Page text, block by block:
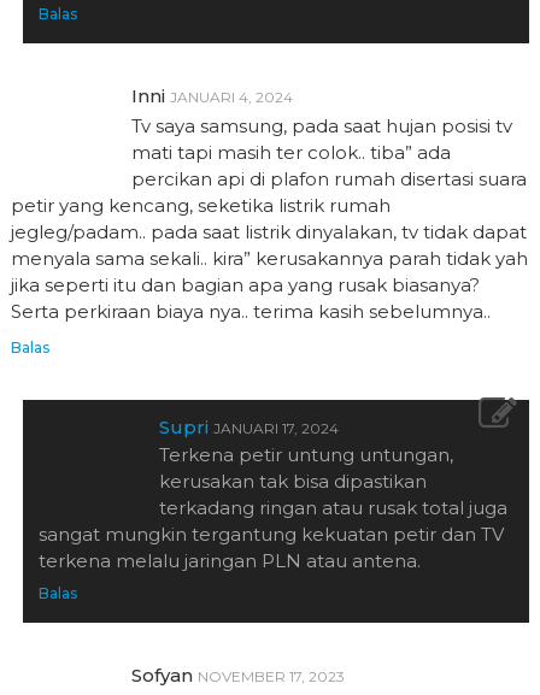
Balas
Inni JANUARI 4, 2024
Tv saya samsung, pada saat hujan posisi tv
mati tapi masih ter colok.. tiba” ada
percikan api di plafon rumah disertasi suara
petir yang kencang, seketika listrik rumah
jegleg/padam.. pada saat listrik dinyalakan, tv tidak dapat
menyala sama sekali.. kira” kerusakannya parah tidak yah
jika seperti itu dan bagian apa yang rusak biasanya?
Serta perkiraan biaya nya.. terima kasih sebelumnya..
Balas
Supri JANUARI 17, 2024
Terkena petir untung untungan,
kerusakan tak bisa dipastikan
terkadang ringan atau rusak total juga
sangat mungkin tergantung kekuatan petir dan TV
terkena melalu jaringan PLN atau antena.
Balas
Sofyan NOVEMBER 17, 2023